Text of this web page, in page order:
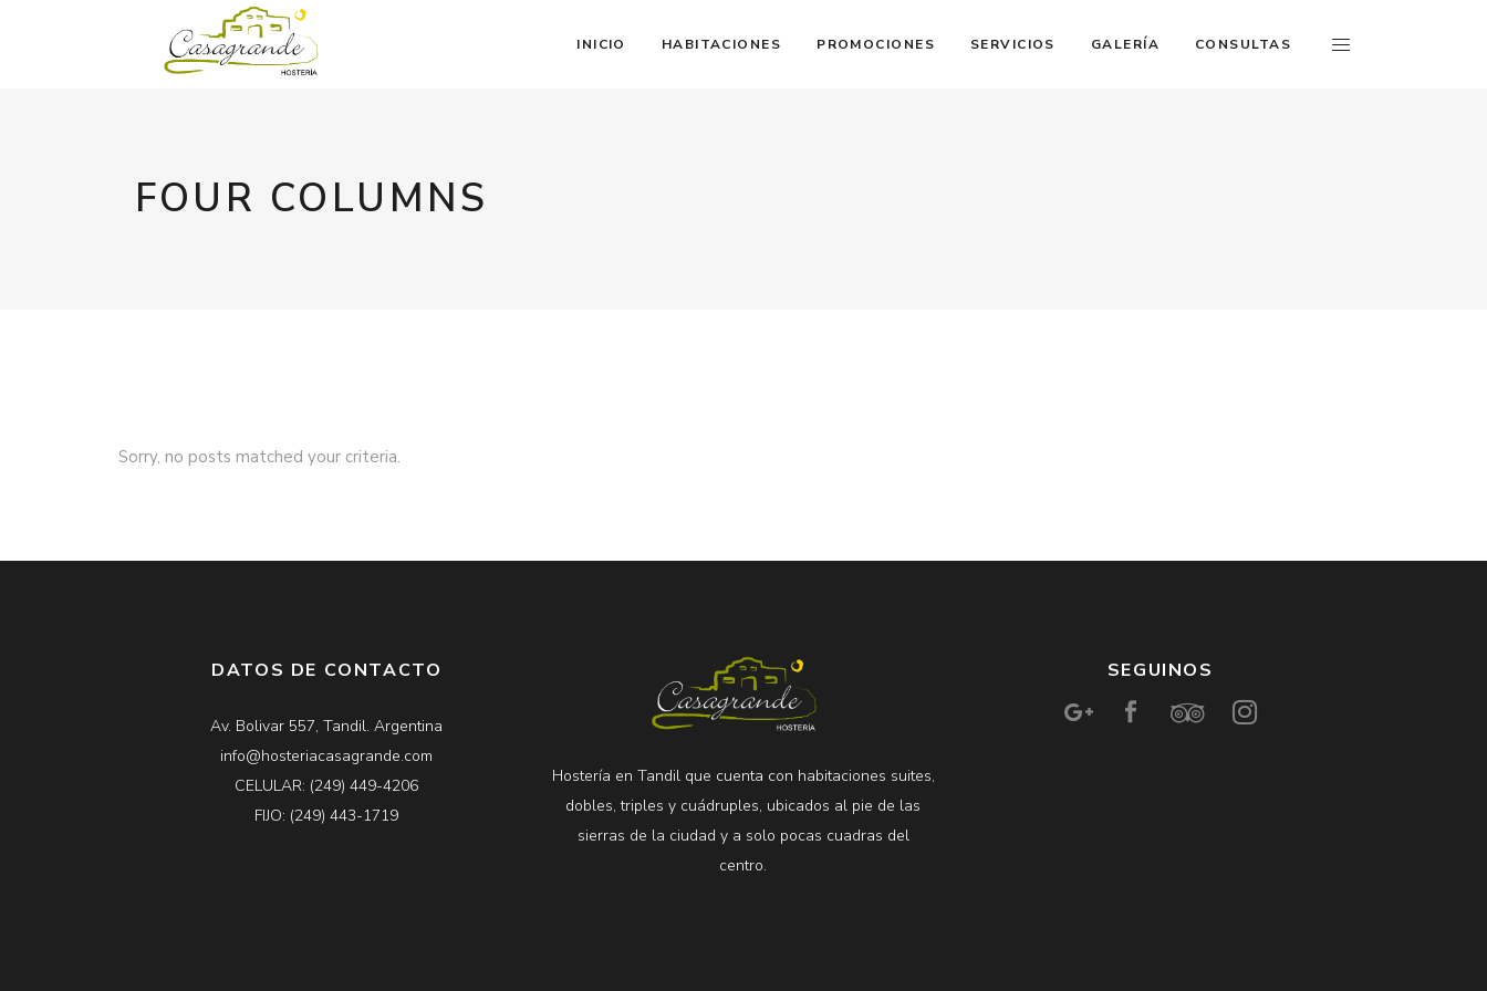
INICIO HABITACIONES PROMOCIONES SERVICIOS GALERÍA CONSULTAS
FOUR COLUMNS
Sorry, no posts matched your criteria.
DATOS DE CONTACTO
Av. Bolivar 557, Tandil. Argentina
info@hosteriacasagrande.com
CELULAR: (249) 449-4206
FIJO: (249) 443-1719
Hostería en Tandil que cuenta con habitaciones suites,
dobles, triples y cuádruples, ubicados al pie de las
sierras de la ciudad y a solo pocas cuadras del
centro.
SEGUINOS